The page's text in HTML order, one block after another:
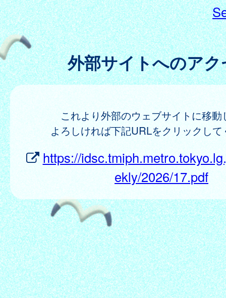
外部サイトへのア
これより外部のウェブサイトに移動
よろしければ下記URLをクリックし
https://
ekly/2026/17.pdf